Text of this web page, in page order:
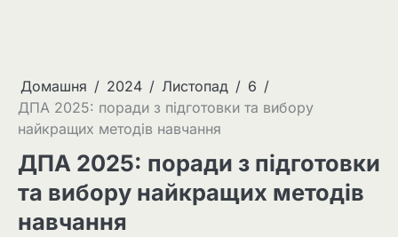
Домашня 2024 Листопад
6
ДПА 2025: поради з підготовки та вибору
найкращих методів навчання
ДПА 2025: поради з підготовки
та вибору найкращих методів
навчання